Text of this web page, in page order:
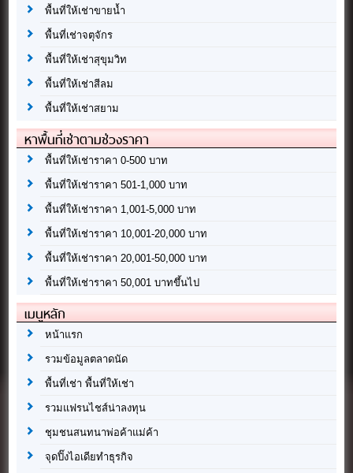
พื้นที่ให้เช่าขายน้ำ
พื้นที่เช่าจตุจักร
พื้นที่ให้เช่าสุขุมวิท
พื้นที่ให้เช่าสีลม
พื้นที่ให้เช่าสยาม
หาพื้นที่เช่าตามช่วงราคา
พื้นที่ให้เช่าราคา 0-500 บาท
พื้นที่ให้เช่าราคา 501-1,000 บาท
พื้นที่ให้เช่าราคา 1,001-5,000 บาท
พื้นที่ให้เช่าราคา 10,001-20,000 บาท
พื้นที่ให้เช่าราคา 20,001-50,000 บาท
พื้นที่ให้เช่าราคา 50,001 บาทขึ้นไป
เมนูหลัก
หน้าแรก
รวมข้อมูลตลาดนัด
พื้นที่เช่า พื้นที่ให้เช่า
รวมแฟรนไชส์น่าลงทุน
ชุมชนสนทนาพ่อค้าแม่ค้า
จุดปิ๊งไอเดียทำธุรกิจ